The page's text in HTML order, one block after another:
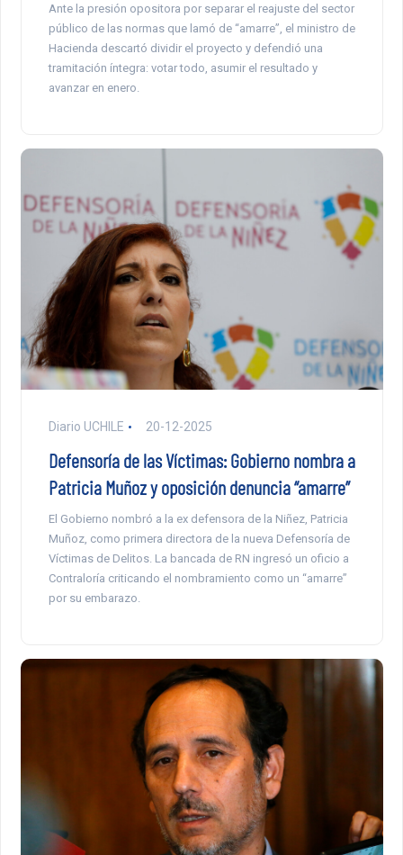
Ante la presión opositora por separar el reajuste del sector
público de las normas que lamó de “amarre”, el ministro de
Hacienda descartó dividir el proyecto y defendió una
tramitación íntegra: votar todo, asumir el resultado y
avanzar en enero.
Diario UCHILE 20-12-2025
Defensoría de las Víctimas: Gobierno nombra a
Patricia Muñoz y oposición denuncia “amarre”
El Gobierno nombró a la ex defensora de la Niñez, Patricia
Muñoz, como primera directora de la nueva Defensoría de
Víctimas de Delitos. La bancada de RN ingresó un oficio a
Contraloría criticando el nombramiento como un “amarre”
por su embarazo.